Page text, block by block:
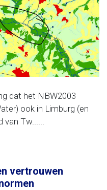
dat het NBW2003
ook in Limburg (en
van Tw......
vertrouwen